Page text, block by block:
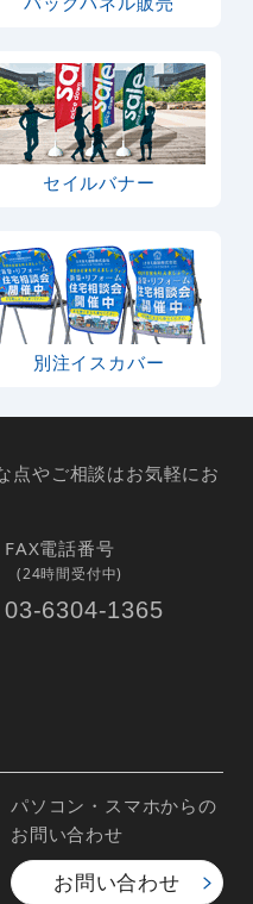
セイルバナー
別注イスカバー
点やご相談はお気軽にお
FAX電話番号
(24時間受付中)
03-6304-1365
パソコン・スマホからの
お問い合わせ
お問い合わせ